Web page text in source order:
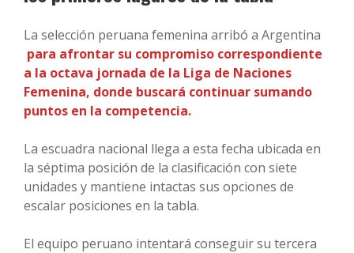
La selección peruana femenina arribó a Argentina
para afrontar su compromiso correspondiente
a la octava jornada de la Liga de Naciones
Femenina, donde buscará continuar sumando
puntos en la competencia.
La escuadra nacional llega a esta fecha ubicada en
la séptima posición de la clasificación con siete
unidades y mantiene intactas sus opciones de
escalar posiciones en la tabla.
El equipo peruano intentará conseguir su tercera